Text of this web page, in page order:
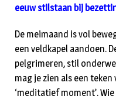
eeuw stilstaan bij
De meimaand is vol
een veldkapel aandoen.
pelgrimeren, stil
mag je zien als een teken
‘meditatief moment’.